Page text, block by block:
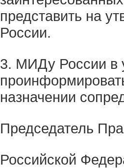
представить на
России.
3. МИДу России в
назначении
Председатель
Российской